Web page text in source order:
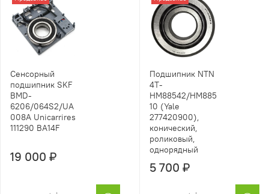
Сенсорный
подшипник SKF
BMD-
6206/064S2/UA
008A Unicarrires
111290 BA14F
19 000 ₽
Подшипник NTN
4T-
HM88542/HM885
10 (Yale
277420900),
конический,
роликовый,
однорядный
5 700 ₽